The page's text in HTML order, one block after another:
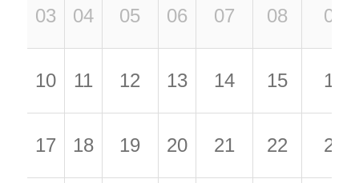
03 04 05 06 07 08 09
10 11 12 13 14 15 16
17 18 19 20 21 22 23